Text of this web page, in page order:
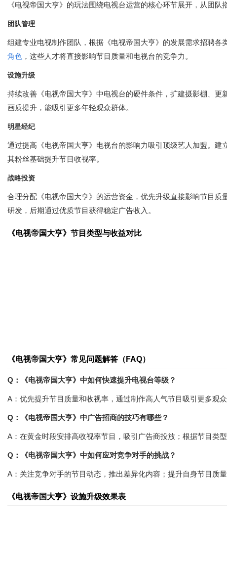
《电视帝国大亨》的玩法围绕电视台运营的核心环节展开，从团
团队管理
组建专业电视制作团队，根据《电视帝国大亨》的发展需求招聘
角色 ，这些人才将直接影响节目质量和电视台的竞争力。
设施升级
持续改善《电视帝国大亨》中电视台的硬件条件，扩建摄影棚、
画质提升，能吸引更多年轻观众群体。
明星经纪
通过提高《电视帝国大亨》电视台的影响力吸引顶级艺人加盟。
其粉丝基础提升节目收视率。
战略投资
合理分配《电视帝国大亨》的运营资金，优先升级直接影响节目
研发，后期通过优质节目获得稳定广告收入。
《电视帝国大亨》节目类型与收益对比
《电视帝国大亨》常见问题解答（FAQ）
Q：《电视帝国大亨》中如何快速提升电视台等级？
A：优先提升节目质量和收视率，通过制作高人气节目吸引更多观
Q：《电视帝国大亨》中广告招商的技巧有哪些？
A：在黄金时段安排高收视率节目，吸引广告商投放；根据节目类
Q：《电视帝国大亨》中如何应对竞争对手的挑战？
A：关注竞争对手的节目动态，推出差异化内容；提升自身节目质
《电视帝国大亨》设施升级效果表